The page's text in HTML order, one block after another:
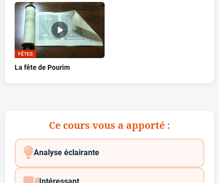
FÊTES
La fête de Pourim
Ce cours vous a apporté :
Analyse éclairante